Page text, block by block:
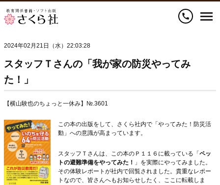
call
2024年02月21日（水）22:03:28
スタッフＴさんの「我が家の防災やってみ
た！」
【横山験也のちょっと一休み】№.3601
この本の出版をして、さくら社内で「やってみた！防災活
動」への意識が高まっています。
スタッフＴさんは、この本のＰ１１６に載っている「 ペッ
トの避難準備をやってみた！
」を実際にやってみました。
その体験レポートが社内で回覧されました。貴重なレポー
トなので、皆さんへもお知らせしたく、ここに転載しま